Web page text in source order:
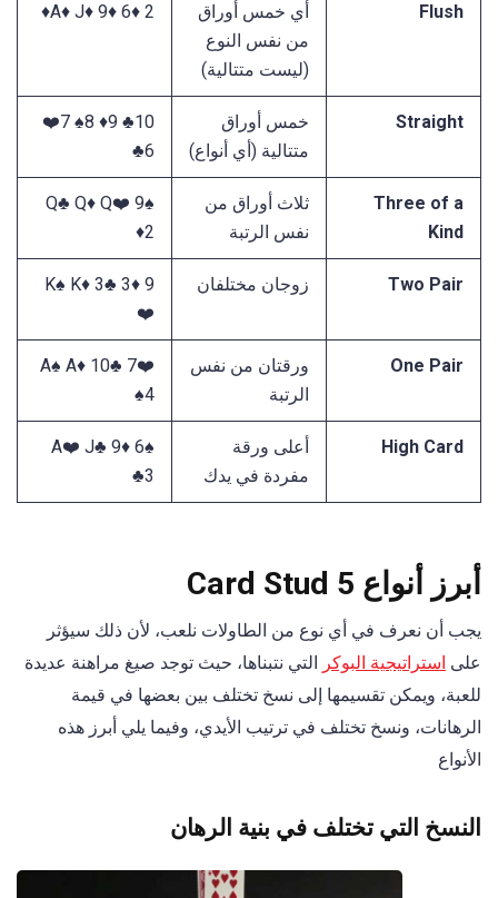
Flush
أي خمس أوراق
من نفس النوع
(ليست متتالية)
A♦️ J♦️ 9♦️ 6♦️ 2♦️
Straight
خمس أوراق
متتالية (أي أنواع)
10♣️ 9♦️ 8♠️ 7❤️
6♣️
Three of a
Kind
ثلاث أوراق من
نفس الرتبة
Q♣️ Q♦️ Q❤️ 9♠️
2♦️
Two Pair زوجان مختلفان
K♠️ K♦️ 3♣️ 3♦️ 9
❤️
One Pair
ورقتان من نفس
الرتبة
A♠️ A♦️ 10♣️ 7❤️
4♠️
High Card
أعلى ورقة
مفردة في يدك
A❤️ J♣️ 9♦️ 6♠️
3♣️
أبرز أنواع 5 Card Stud
يجب أن نعرف في أي نوع من الطاولات نلعب، لأن ذلك سيؤثر
على استراتيجية البوكر
التي نتبناها، حيث توجد صيغ مراهنة عديدة
للعبة، ويمكن تقسيمها إلى نسخ تختلف بين بعضها في قيمة
الرهانات، ونسخ تختلف في ترتيب الأيدي، وفيما يلي أبرز هذه
الأنواع
النسخ التي تختلف في بنية الرهان